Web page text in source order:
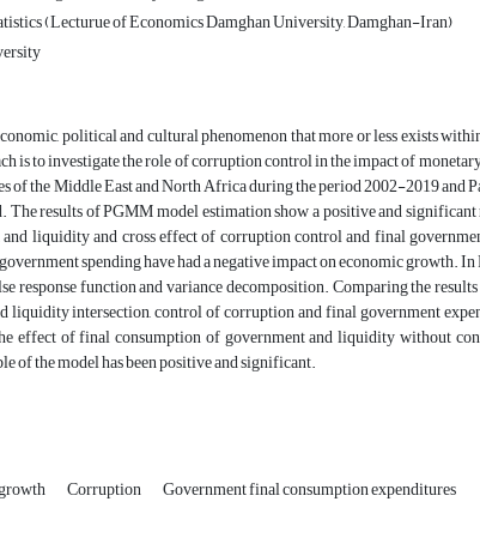
(Lecturue of Economics Damghan University, Damghan-Iran)
political and cultural phenomenon that more or less exists
is to investigate the role of corruption control in the impact of
of the Middle East and North Africa during the period 2002-2019
The results of PGMM model estimation show a positive and
liquidity and cross effect of corruption control and final
spending have had a negative impact on economic growth.
response function and variance decomposition. Comparing the
liquidity intersection, control of corruption and final government
effect of final consumption of government and liquidity without
of the model has been positive and significant.
Corruption Government final consumption expenditures